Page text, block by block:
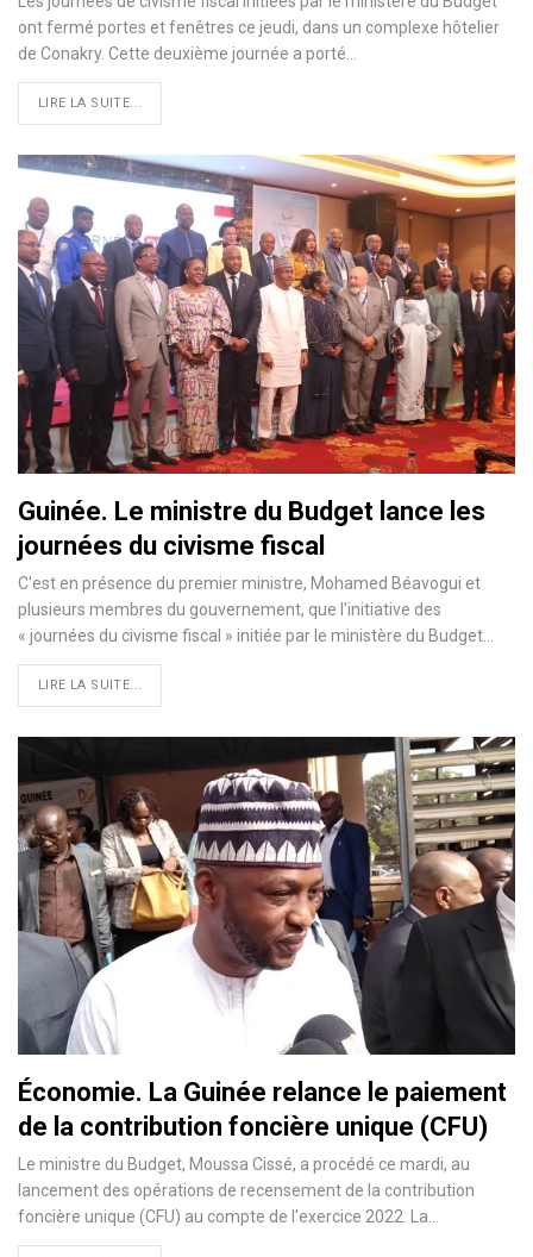
ont fermé portes et fenêtres ce jeudi, dans un complexe hôtelier
de Conakry. Cette deuxième journée a porté…
LIRE LA SUITE...
Guinée. Le ministre du Budget lance les
journées du civisme fiscal
C'est en présence du premier ministre, Mohamed Béavogui et
plusieurs membres du gouvernement, que l'initiative des
« journées du civisme fiscal » initiée par le ministère du Budget…
LIRE LA SUITE...
Économie. La Guinée relance le paiement
de la contribution foncière unique (CFU)
Le ministre du Budget, Moussa Cissé, a procédé ce mardi, au
lancement des opérations de recensement de la contribution
foncière unique (CFU) au compte de l'exercice 2022. La…